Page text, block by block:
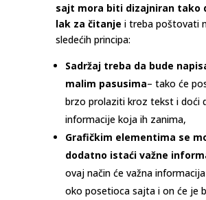
sajt mora biti dizajniran tako
lak za čitanje i treba poštovati
sledećih principa:
Sadržaj treba da bude
malim pasusima– tako će
brzo prolaziti kroz tekst i doći
informacije koja ih zanima,
Grafičkim elementima se
dodatno istaći važne
ovaj način će važna
oko posetioca sajta i on će je